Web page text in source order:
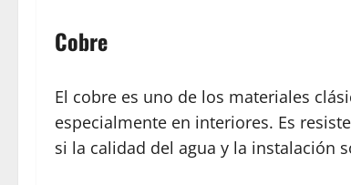
Cobre
El cobre es uno de los materiales
especialmente en interiores. Es
si la calidad del agua y la instalación